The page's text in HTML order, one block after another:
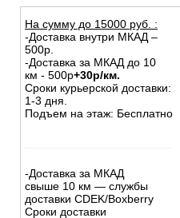
На сумму до 15000 руб. :
-Доставка внутри МКАД –
500р.
-Доставка за МКАД до 10
км - 500р+30р/км.
Сроки курьерской доставки:
1-3 дня.
Подъем на этаж: Бесплатно
-Доставка за МКАД
свыше 10 км — службы
доставки CDEK/Boxberry
Сроки доставки